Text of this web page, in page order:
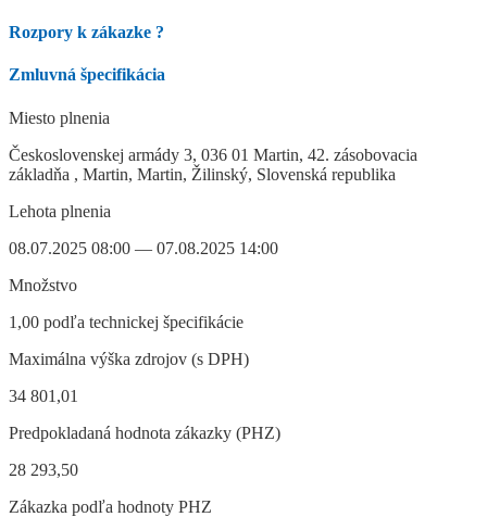
Rozpory k zákazke ?
Zmluvná špecifikácia
Miesto plnenia
Československej armády 3, 036 01 Martin, 42. zásobovacia
základňa , Martin, Martin, Žilinský, Slovenská republika
Lehota plnenia
08.07.2025 08:00 — 07.08.2025 14:00
Množstvo
1,00 podľa technickej špecifikácie
Maximálna výška zdrojov (s DPH)
34 801,01
Predpokladaná hodnota zákazky (PHZ)
28 293,50
Zákazka podľa hodnoty PHZ